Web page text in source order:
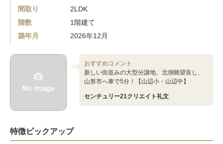
間取り
2LDK
階数
1階建て
築年月
2026年12月
おすすめコメント
新しい街並みの大型分譲地。北側眺望良し、
山形市へ車で5分！【山辺小・山辺中】
センチュリー21クリエイト礼文
特徴ピックアップ